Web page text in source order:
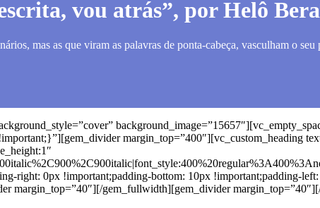
vou atrás”, por Helô
mas as que viram as palavras de ponta-cabeça, vasculham o
margin_top=”400″][vc_custom_heading
right: 0px !important;padding-bottom: 10px !important;padding-
margin_top=”40″][/gem_fullwidth][gem_divider